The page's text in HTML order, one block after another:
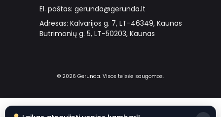
El. paštas: gerunda@gerunda.lt
Adresas: Kalvarijos g. 7, LT-46349, Kaunas
Butrimonių g. 5, LT-50203, Kaunas
© 2026 Gerunda. Visos teisės saugomos.